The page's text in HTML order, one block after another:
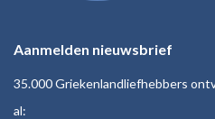
Aanmelden nieuwsbrief
35.000 Griekenlandliefhebbers
al: